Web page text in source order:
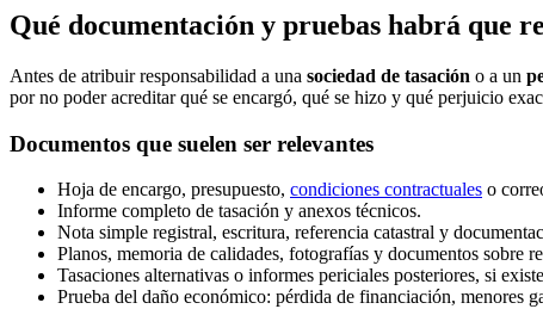
Qué documentación y pruebas habrá que
Antes de atribuir responsabilidad a una sociedad de tasación o a un
por no poder acreditar qué se encargó, qué se hizo y qué perjuicio
Documentos que suelen ser relevantes
Hoja de encargo, presupuesto, condiciones contractuales o
Informe completo de tasación y anexos técnicos.
Nota simple registral, escritura, referencia catastral y
Planos, memoria de calidades, fotografías y documentos sobre
Tasaciones alternativas o informes periciales posteriores, si
Prueba del daño económico: pérdida de financiación, menores